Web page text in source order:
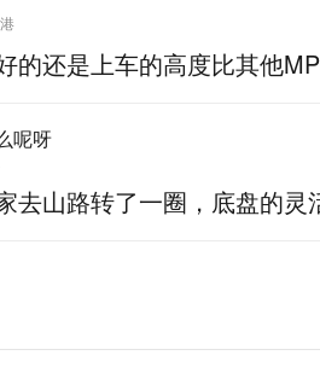
的还是上车的高度比其他
呢呀
去山路转了一圈，底盘的灵